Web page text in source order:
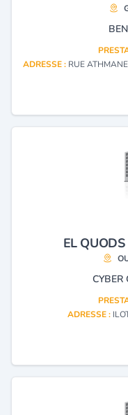
ADRESSE : RUE ATHMANE
EL
CYBER
ADRESSE :